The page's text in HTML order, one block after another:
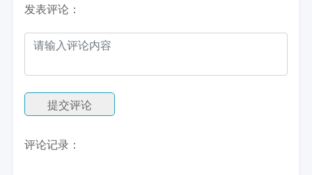
发表评论：
提交评论
评论记录：